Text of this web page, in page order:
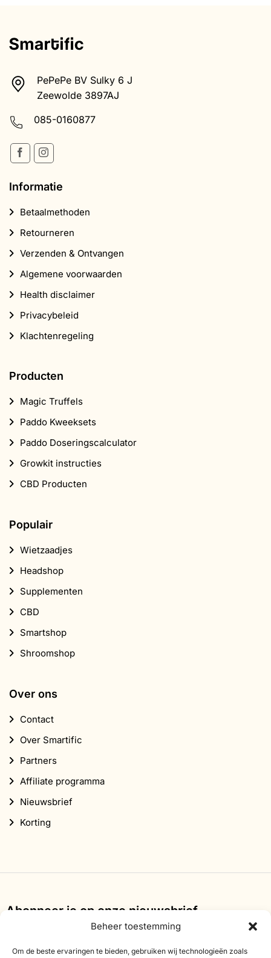
Beheer toestemming
Om de beste ervaringen te bieden, gebruiken wij technologieën zoals
PePePe BV Sulky 6 J
Zeewolde 3897AJ
085-0160877
Informatie
Betaalmethoden
Retourneren
Verzenden & Ontvangen
Algemene voorwaarden
Health disclaimer
Privacybeleid
Klachtenregeling
Producten
Magic Truffels
Paddo Kweeksets
Paddo Doseringscalculator
Growkit instructies
CBD Producten
Populair
Wietzaadjes
Headshop
Supplementen
CBD
Smartshop
Shroomshop
Over ons
Contact
Over Smartific
Partners
Affiliate programma
Nieuwsbrief
Korting
Abonneer je op onze nieuwsbrief
Schrijf je in voor onze nieuwsbrief en ontvang 10%
korting op je eerste bestelling.